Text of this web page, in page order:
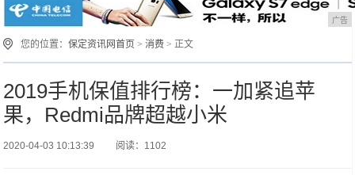
广告
您的位置：保定资讯网首页 >消费 > 正文
2019手机保值排行榜：一加紧追苹
果，Redmi品牌超越小米
2020-04-03 10:13:39 阅读：1102